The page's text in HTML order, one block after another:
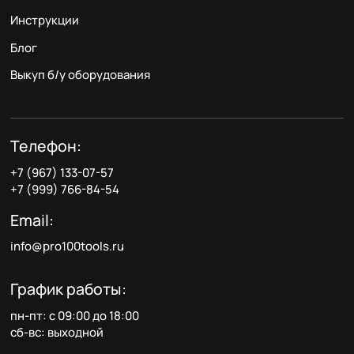
Инструкции
Блог
Выкуп б/у оборудования
Телефон:
+7 (967) 133-07-57
+7 (999) 766-84-54
Email:
info@pro100tools.ru
График работы:
пн-пт: с 09:00 до 18:00
сб-вс: выходной